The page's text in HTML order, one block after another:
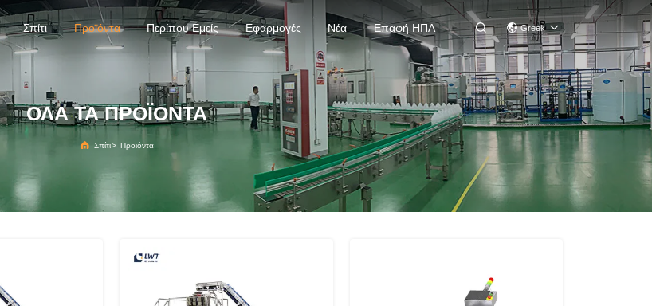
Σπίτι Προϊόντα Περίπου Εμείς Εφαρμογές Νέα Επαφή ΗΠΑ  Greek
ΟΛΑ ΤΑ ΠΡΟΪΟΝΤΑ
Σπίτι> Προϊόντα